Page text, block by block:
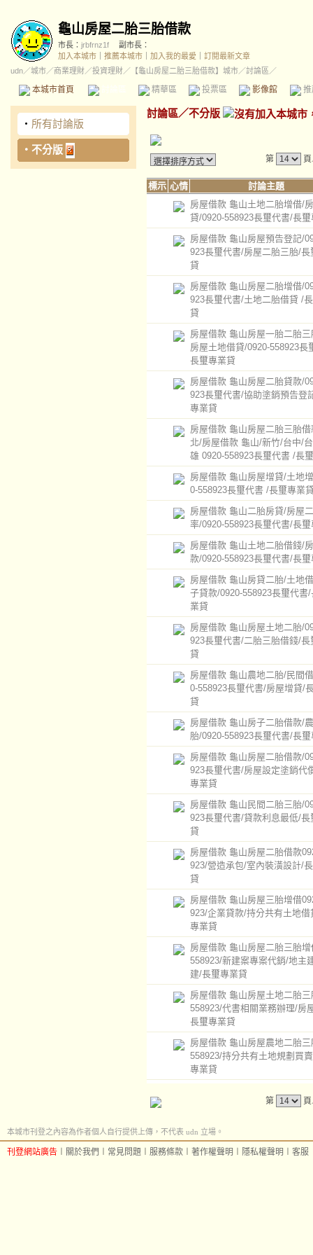
龜山房屋二胎三胎借款
市長： jrbfrnz1f
副市長：
加入本城市
推薦本城市 加入我的最愛
訂閱最新文章
udn／城市／商業理財／投資理財／ 【龜山房屋二胎三胎借款】城市／討論區／
本城市首頁 精華區 投票區 影像館
‧ 所有討論版
‧ 不分版
討論區／不分版
第
標示 心情
討論主題
房屋借款 龜山土地二胎增借/
貸/0920-558923長璽代書/長
房屋借款 龜山房屋預告登記/
923長璽代書/房屋二胎三胎/長
貸
房屋借款 龜山房屋二胎增借/
923長璽代書/土地二胎借貸 /
貸
房屋借款 龜山房屋一胎二胎
房屋土地借貸/0920-558923長
長璽專業貸
房屋借款 龜山房屋二胎貸款/
923長璽代書/協助塗銷預告登
專業貸
房屋借款 龜山房屋二胎三胎
北/房屋借款 龜山/新竹/台中/
雄 0920-558923長璽代書 /長
房屋借款 龜山房屋增貸/土地
0-558923長璽代書 /長璽專業
房屋借款 龜山二胎房貸/房屋
率/0920-558923長璽代書/長
房屋借款 龜山土地二胎借錢/
款/0920-558923長璽代書/長
房屋借款 龜山房貸二胎/土地
子貸款/0920-558923長璽代書
業貸
房屋借款 龜山房屋土地二胎/
923長璽代書/二胎三胎借錢/長
貸
房屋借款 龜山農地二胎/民間
0-558923長璽代書/房屋增貸/
貸
房屋借款 龜山房子二胎借款/
胎/0920-558923長璽代書/長
房屋借款 龜山房屋二胎借款/
923長璽代書/房屋設定塗銷代
專業貸
房屋借款 龜山民間二胎三胎/
923長璽代書/貸款利息最低/長
貸
房屋借款 龜山房屋二胎借款
923/營造承包/室內裝潢設計/
貸
房屋借款 龜山房屋三胎增借
923/企業貸款/持分共有土地借
專業貸
房屋借款 龜山房屋二胎三胎增
558923/新建案專案代銷/地主
建/長璽專業貸
房屋借款 龜山房屋土地二胎三
558923/代書相關業務辦理/房
長璽專業貸
房屋借款 龜山房屋農地二胎三
558923/持分共有土地規劃買
專業貸
第
本城市刊登之內容為作者個人自行提供上傳，不代表 udn 立場。
刊登網站廣告 關於我們 常見問題 服務條款 著作權聲明 隱私權聲明 客服